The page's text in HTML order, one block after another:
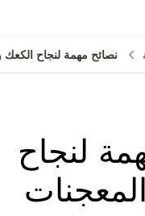
نصائح مهمة لنجاح الكعك
لنجاح